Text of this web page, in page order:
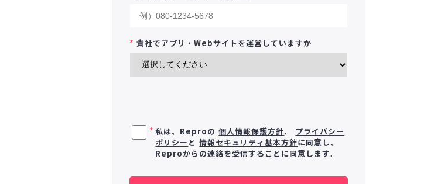
貴社でアプリ・Webサイトを運営していますか
*
私は、Reproの 個人情報保護方針、
プライバシー
ポリシー と 情報セキュリティ基本方針に同意し、
Reproからの連絡を受信することに同意します。
*